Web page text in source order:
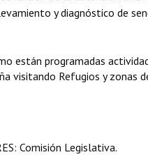
y diagnóstico de
están programadas
visitando Refugios y zonas
Comisión Legislativa.